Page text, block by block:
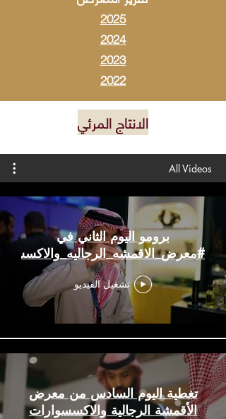
2025
2024
2023
2022
الانتاج المرئي
All Videos
برومو اليوم الثاني في
تشغيل الفيديو
تغطية اليوم السادس من معرض
الأقمشة الرجالية والاكسسوارات